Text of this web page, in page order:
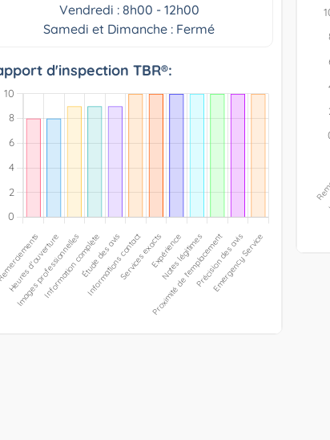
Vendredi : 8h00 - 12h00
Samedi et Dimanche : Fermé
d'inspection TBR®: